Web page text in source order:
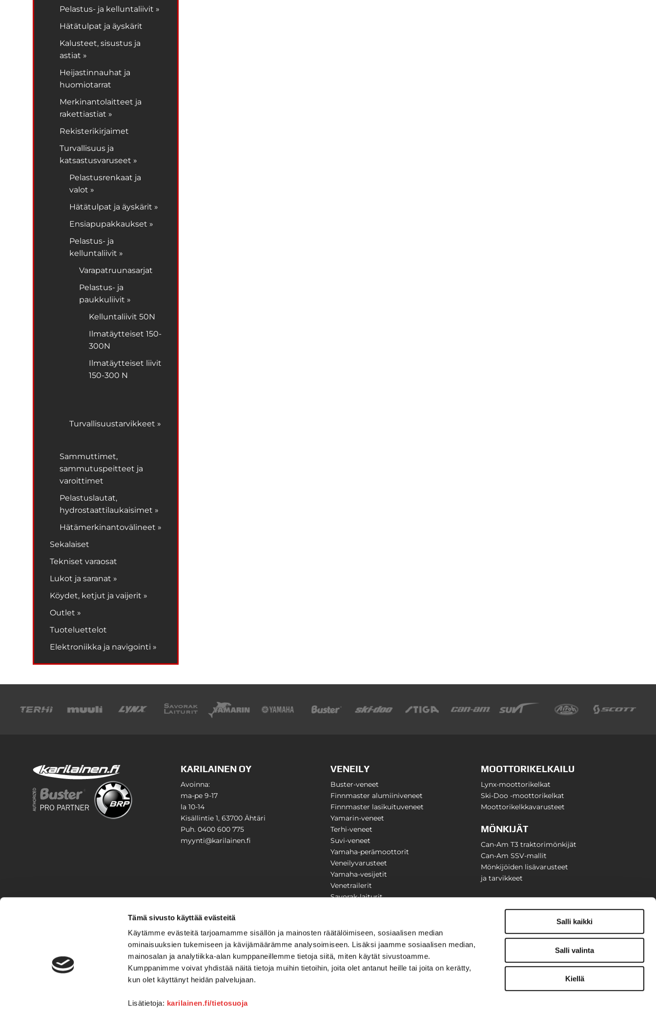
Tämä sivusto käyttää evästeitä
Käytämme evästeitä tarjoamamme sisällön ja mainosten räätälöimiseen, sosiaalisen median
ominaisuuksien tukemiseen ja kävijämäärämme analysoimiseen. Lisäksi jaamme sosiaalisen median,
mainosalan ja analytiikka-alan kumppaneillemme tietoja siitä, miten käytät sivustoamme.
Kumppanimme voivat yhdistää näitä tietoja muihin tietoihin, joita olet antanut heille tai joita on kerätty,
kun olet käyttänyt heidän palvelujaan.
Lisätietoja: karilainen.fi/tietosuoja
Salli kaikki
Salli valinta
Kiellä
Pelastus- ja kelluntaliivit »
Hätätulpat ja äyskärit
Kalusteet, sisustus ja
astiat »
Heijastinnauhat ja
huomiotarrat
Merkinantolaitteet ja
rakettiastiat »
Rekisterikirjaimet
Turvallisuus ja
katsastusvaruseet »
Pelastusrenkaat ja
valot »
Hätätulpat ja äyskärit »
Ensiapupakkaukset »
Pelastus- ja
kelluntaliivit »
Varapatruunasarjat
Pelastus- ja
paukkuliivit »
Kelluntaliivit 50N
Ilmatäytteiset 150-
300N
Ilmatäytteiset liivit
150-300 N
Turvallisuustarvikkeet »
Sammuttimet,
sammutuspeitteet ja
varoittimet
Pelastuslautat,
hydrostaattilaukaisimet »
Hätämerkinantovälineet »
Sekalaiset
Tekniset varaosat
Lukot ja saranat »
Köydet, ketjut ja vaijerit »
Outlet »
Tuoteluettelot
Elektroniikka ja navigointi »
KARILAINEN OY
Avoinna:
ma-pe 9-17
la 10-14
Kisällintie 1, 63700 Ähtäri
Puh. 0400 600 775
myynti@karilainen.fi
VENEILY
Buster-veneet
Finnmaster alumiiniveneet
Finnmaster lasikuituveneet
Yamarin-veneet
Terhi-veneet
Suvi-veneet
Yamaha-perämoottorit
Veneilyvarusteet
Yamaha-vesijetit
Venetrailerit
Savorak-laiturit
MOOTTORIKELKAILU
Lynx-moottorikelkat
Ski-Doo -moottorikelkat
Moottorikelkkavarusteet
MÖNKIJÄT
Can-Am T3 traktorimönkijät
Can-Am SSV-mallit
Mönkijöiden lisävarusteet
ja tarvikkeet
PIHA & PUUTARHA
Stiga
VAIHTOLAITTEET
Veneet
Kelkat ja mönkijät
Yritysesittely
Yhteystiedot
Huolto ja korjaamo
Ajankohtaista